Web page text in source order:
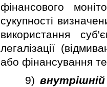
фiнансового
сукупностi
використання
легалiзацiї
або фiнансування
9) внутрiшнiй